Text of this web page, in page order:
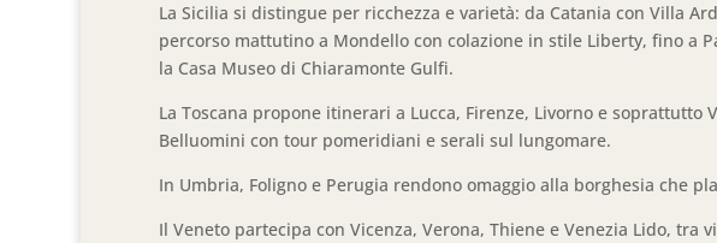
La Sicilia si distingue per ricchezza e varietà: da Catania con Villa
percorso mattutino a Mondello con colazione in stile Liberty, fino a
la Casa Museo di Chiaramonte Gulfi.
La Toscana propone itinerari a Lucca, Firenze, Livorno e soprattutto
Belluomini con tour pomeridiani e serali sul lungomare.
In Umbria, Foligno e Perugia rendono omaggio alla borghesia che
Il Veneto partecipa con Vicenza, Verona, Thiene e Venezia Lido, tra